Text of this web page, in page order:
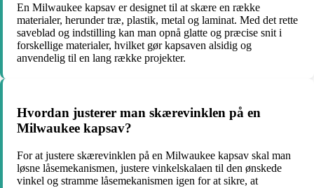
En Milwaukee kapsav er designet til at skære en række
materialer, herunder træ, plastik, metal og laminat. Med det rette
saveblad og indstilling kan man opnå glatte og præcise snit i
forskellige materialer, hvilket gør kapsaven alsidig og
anvendelig til en lang række projekter.
Hvordan justerer man skærevinklen på en
Milwaukee kapsav?
For at justere skærevinklen på en Milwaukee kapsav skal man
løsne låsemekanismen, justere vinkelskalaen til den ønskede
vinkel og stramme låsemekanismen igen for at sikre, at